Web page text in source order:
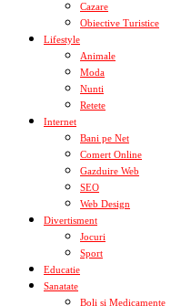
Cazare
Obiective Turistice
Lifestyle
Animale
Moda
Nunti
Retete
Internet
Bani pe Net
Comert Online
Gazduire Web
SEO
Web Design
Divertisment
Jocuri
Sport
Educatie
Sanatate
Boli si Medicamente